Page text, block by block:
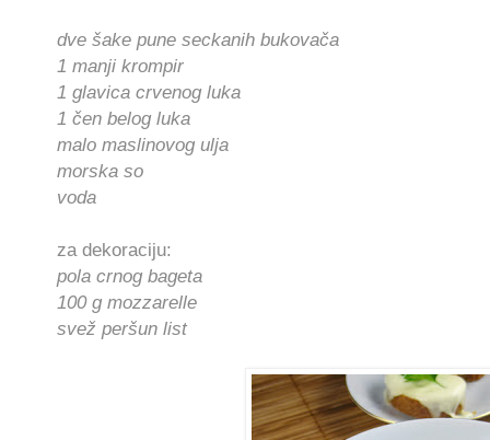
dve šake pune seckanih bukovača
1 manji krompir
1 glavica crvenog luka
1 čen belog luka
malo maslinovog ulja
morska so
voda
za dekoraciju:
pola crnog bageta
100 g mozzarelle
svež peršun list